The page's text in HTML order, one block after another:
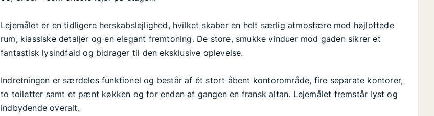
Lejemålet er en tidligere herskabslejlighed, hvilket skaber en helt særlig atmosfære med højloftede
rum, klassiske detaljer og en elegant fremtoning. De store, smukke vinduer mod gaden sikrer et
fantastisk lysindfald og bidrager til den eksklusive oplevelse.
Indretningen er særdeles funktionel og består af ét stort åbent kontorområde, fire separate kontorer,
to toiletter samt et pænt køkken og for enden af gangen en fransk altan. Lejemålet fremstår lyst og
indbydende overalt.